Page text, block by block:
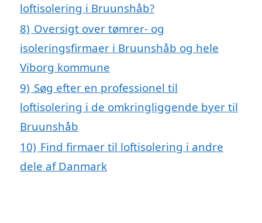
loftisolering i Bruunshåb?
8) Oversigt over tømrer- og
isoleringsfirmaer i Bruunshåb og hele
Viborg kommune
9) Søg efter en professionel til
loftisolering i de omkringliggende byer til
Bruunshåb
10) Find firmaer til loftisolering i andre
dele af Danmark